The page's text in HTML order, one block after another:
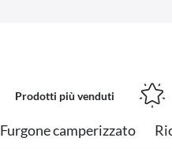
Prodotti più venduti
Furgone camperizzato